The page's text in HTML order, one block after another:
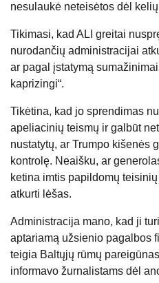
nesulaukė neteisėtos dėl
Tikimasi, kad ALI greitai
nurodančių administracijai
ar pagal įstatymą
kaprizingi“.
Tikėtina, kad jo sprendimas
apeliacinių teismų ir galbūt
nustatytų, ar Trumpo kišenės
kontrolę. Neaišku, ar
ketina imtis papildomų
atkurti lėšas.
Administracija mano, kad ji
aptariamą užsienio pagalbos
teigia Baltųjų rūmų
informavo žurnalistams dėl